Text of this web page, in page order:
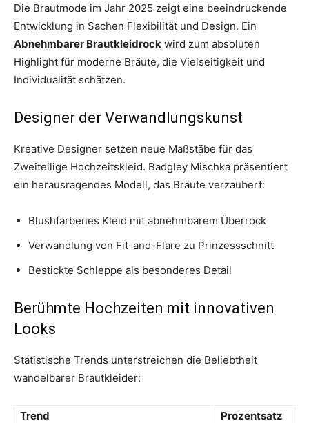
Die Brautmode im Jahr 2025 zeigt eine beeindruckende
Entwicklung in Sachen Flexibilität und Design. Ein
Abnehmbarer Brautkleidrock wird zum absoluten
Highlight für moderne Bräute, die Vielseitigkeit und
Individualität schätzen.
Designer der Verwandlungskunst
Kreative Designer setzen neue Maßstäbe für das
Zweiteilige Hochzeitskleid. Badgley Mischka präsentiert
ein herausragendes Modell, das Bräute verzaubert:
Blushfarbenes Kleid mit abnehmbarem Überrock
Verwandlung von Fit-and-Flare zu Prinzessschnitt
Bestickte Schleppe als besonderes Detail
Berühmte Hochzeiten mit innovativen
Looks
Statistische Trends unterstreichen die Beliebtheit
wandelbarer Brautkleider:
Trend
Prozentsatz